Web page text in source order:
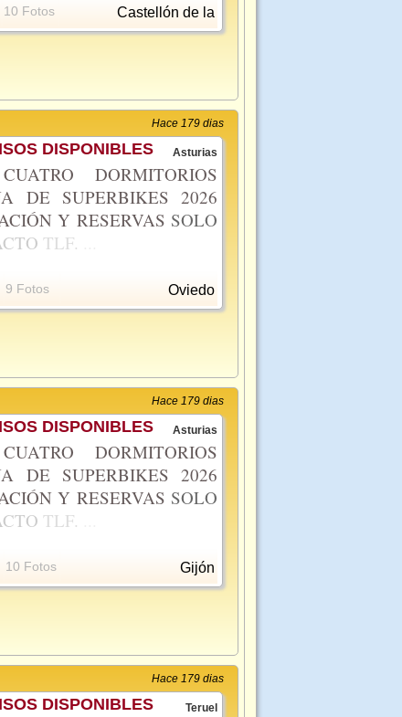
10 Fotos Castellón de la
Hace 179 dias
DISPONIBLES Asturias
DORMITORIOS
DE SUPERBIKES 2026
Y RESERVAS SOLO
TLF.
9 Fotos Oviedo
Hace 179 dias
DISPONIBLES Asturias
DORMITORIOS
DE SUPERBIKES 2026
Y RESERVAS SOLO
TLF.
10 Fotos Gijón
Hace 179 dias
DISPONIBLES Teruel